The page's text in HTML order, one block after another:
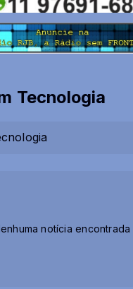
Tecnologia
notícia encontrada